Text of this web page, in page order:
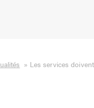
» Les services